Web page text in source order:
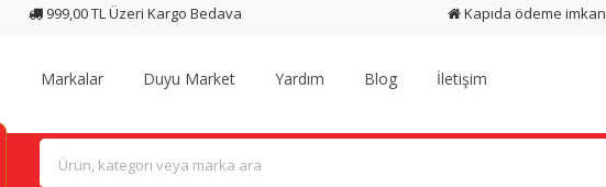
999,00 TL Üzeri Kargo Bedava Kapıda ödeme
Markalar Duyu Market Yardım Blog İletişim